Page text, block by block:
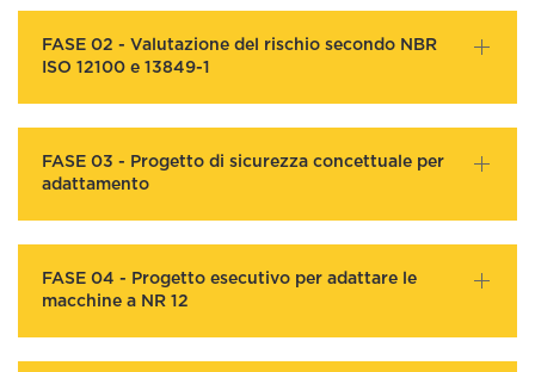
FASE 02 - Valutazione del rischio secondo NBR
ISO 12100 e 13849-1
FASE 03 - Progetto di sicurezza concettuale per
adattamento
FASE 04 - Progetto esecutivo per adattare le
macchine a NR 12